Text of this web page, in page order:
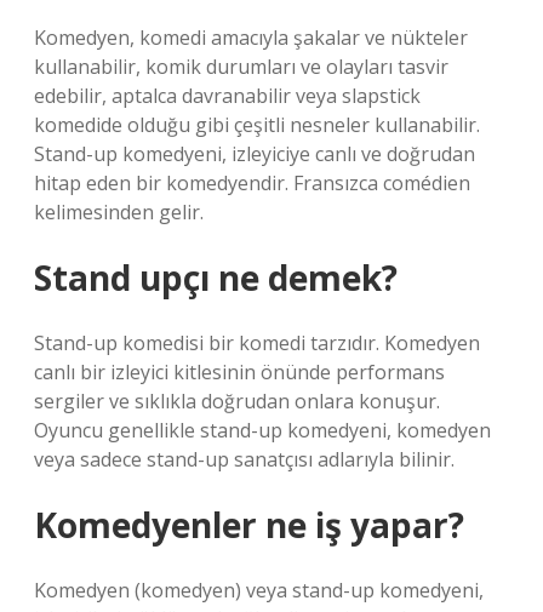
Komedyen, komedi amacıyla şakalar ve nükteler
kullanabilir, komik durumları ve olayları tasvir
edebilir, aptalca davranabilir veya slapstick
komedide olduğu gibi çeşitli nesneler kullanabilir.
Stand-up komedyeni, izleyiciye canlı ve doğrudan
hitap eden bir komedyendir. Fransızca comédien
kelimesinden gelir.
Stand upçı ne demek?
Stand-up komedisi bir komedi tarzıdır. Komedyen
canlı bir izleyici kitlesinin önünde performans
sergiler ve sıklıkla doğrudan onlara konuşur.
Oyuncu genellikle stand-up komedyeni, komedyen
veya sadece stand-up sanatçısı adlarıyla bilinir.
Komedyenler ne iş yapar?
Komedyen (komedyen) veya stand-up komedyeni,